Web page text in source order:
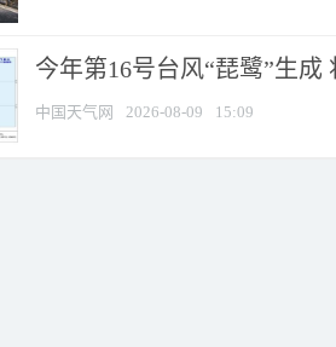
今年第16号台风“琵鹭”生
中国天气网 2026-08-09 15:09